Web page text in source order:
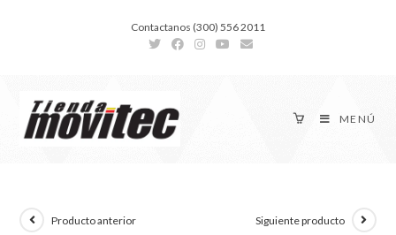
Contactanos (300) 556 2011
MENÚ
Producto anterior Siguiente producto